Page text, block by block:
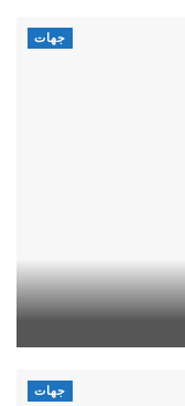
جهات
جهات